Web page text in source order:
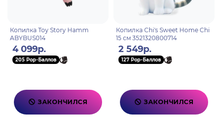
Копилка Toy Story Hamm
ABYBUS014
4 099р.
205 Pop-Баллов
ЗАКОНЧИЛСЯ
Копилка Chi's Sweet Home Chi
15 см 3521320800714
2 549р.
127 Pop-Баллов
ЗАКОНЧИЛСЯ